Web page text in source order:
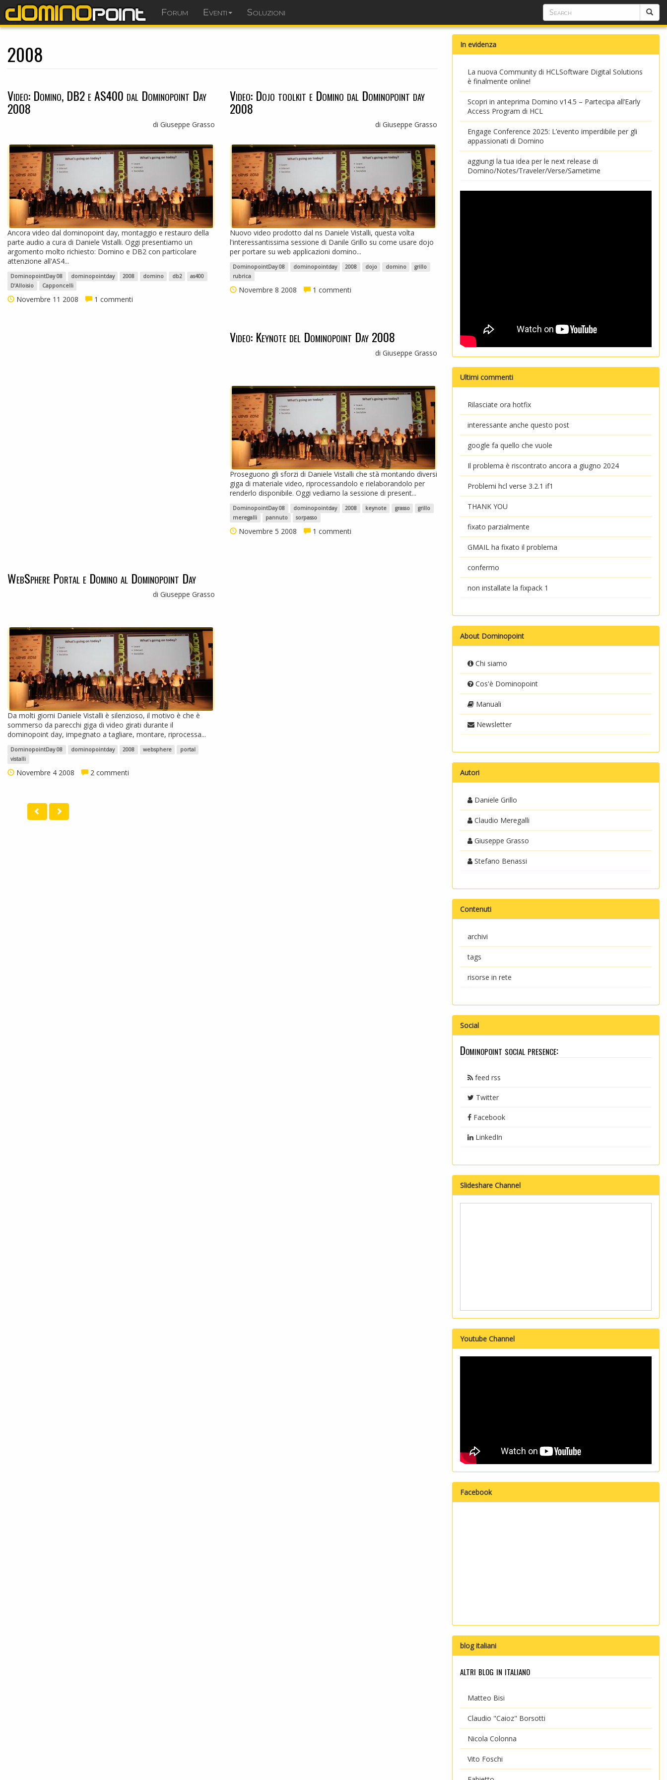
Forum Eventi Soluzioni
2008
Video: Domino, DB2 e AS400 dal Dominopoint Day
2008
di Giuseppe Grasso
Ancora video dal dominopoint day, montaggio e restauro della
parte audio a cura di Daniele Vistalli. Oggi presentiamo un
argomento molto richiesto: Domino e DB2 con particolare
attenzione all'AS4...
DominopointDay 08 dominopointday 2008 domino db2
as400
D’Alloisio
Capponcelli
Novembre 11 2008 1 commenti
Video: Dojo toolkit e Domino dal Dominopoint day
2008
di Giuseppe Grasso
Nuovo video prodotto dal ns Daniele Vistalli, questa volta
l'interessantissima sessione di Danile Grillo su come usare dojo
per portare su web applicazioni domino...
DominopointDay 08 dominopointday 2008 dojo domino
grillo
rubrica
Novembre 8 2008 1 commenti
Video: Keynote del Dominopoint Day 2008
di Giuseppe Grasso
Proseguono gli sforzi di Daniele Vistalli che stà montando diversi
giga di materiale video, riprocessandolo e rielaborandolo per
renderlo disponibile. Oggi vediamo la sessione di present...
DominopointDay 08 dominopointday 2008 keynote grasso
grillo
meregalli
pannuto sorpasso
Novembre 5 2008 1 commenti
WebSphere Portal e Domino al Dominopoint Day
di Giuseppe Grasso
Da molti giorni Daniele Vistalli è silenzioso, il motivo è che è
sommerso da parecchi giga di video girati durante il
dominopoint day, impegnato a tagliare, montare, riprocessa...
DominopointDay 08 dominopointday 2008 websphere
portal
vistalli
Novembre 4 2008 2 commenti
In evidenza
La nuova Community di HCLSoftware Digital Solutions
è finalmente online!
Scopri in anteprima Domino v14.5 – Partecipa all’Early
Access Program di HCL
Engage Conference 2025: L’evento imperdibile per gli
appassionati di Domino
aggiungi la tua idea per le next release di
Domino/Notes/Traveler/Verse/Sametime
Ultimi commenti
Rilasciate ora hotfix
interessante anche questo post
google fa quello che vuole
Il problema è riscontrato ancora a giugno 2024
Problemi hcl verse 3.2.1 if1
THANK YOU
fixato parzialmente
GMAIL ha fixato il problema
confermo
non installate la fixpack 1
About Dominopoint
Chi siamo
Cos'è Dominopoint
Manuali
Newsletter
Autori
Daniele Grillo
Claudio Meregalli
Giuseppe Grasso
Stefano Benassi
Contenuti
archivi
tags
risorse in rete
Social
Dominopoint social presence:
feed rss
Twitter
Facebook
LinkedIn
Slideshare Channel
Youtube Channel
Facebook
blog italiani
altri blog in italiano
Matteo Bisi
Claudio "Caioz" Borsotti
Nicola Colonna
Vito Foschi